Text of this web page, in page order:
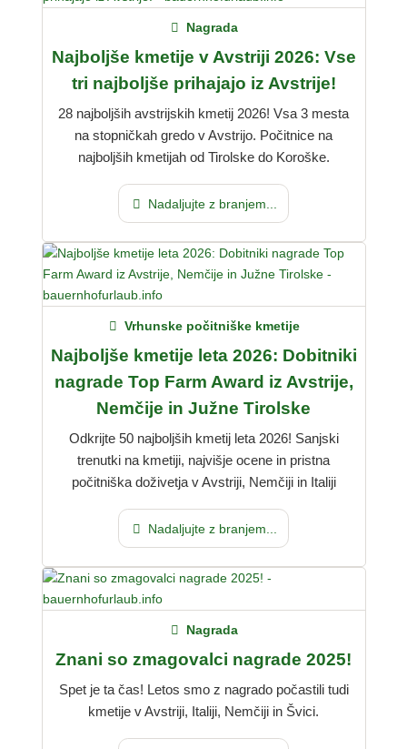
Najboljše kmetije v Avstriji 2026: Vse
tri najboljše prihajajo iz Avstrije!
Nagrada
28 najboljših avstrijskih kmetij 2026! Vsa 3 mesta
na stopničkah gredo v Avstrijo. Počitnice na
najboljših kmetijah od Tirolske do Koroške.
Nadaljujte z branjem...
Najboljše kmetije leta 2026: Dobitniki
nagrade Top Farm Award iz Avstrije,
Nemčije in Južne Tirolske
Vrhunske počitniške kmetije
Odkrijte 50 najboljših kmetij leta 2026! Sanjski
trenutki na kmetiji, najvišje ocene in pristna
počitniška doživetja v Avstriji, Nemčiji in Italiji
Nadaljujte z branjem...
Znani so zmagovalci nagrade 2025!
Nagrada
Spet je ta čas! Letos smo z nagrado počastili tudi
kmetije v Avstriji, Italiji, Nemčiji in Švici.